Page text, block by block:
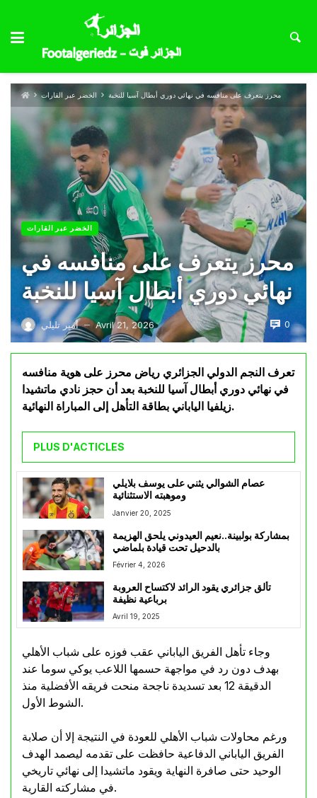
الخضر عبر القارات محرز يتعرف على منافسه في نهائي دوري أبطال آسيا للنخبة
الخضر عبر القارات
محرز يتعرف على منافسه في
نهائي دوري أبطال آسيا للنخبة
أمير تليلي — Avril 21, 2026 0
تعرف النجم الدولي الجزائري رياض محرز على هوية منافسه
في نهائي دوري أبطال آسيا للنخبة بعد أن حجز نادي ماتشيدا
زيلفيا الياباني بطاقة التأهل إلى المباراة النهائية.
PLUS D'ACTICLES
عصام الشوالي يثني على يوسف بلايلي
وموهبته الاستثنائية
Janvier 20, 2025
بمشاركة بولبينة..نعيم العيدوني يلحق الهزيمة
بالدحيل تحت قيادة بلماضي
Février 4, 2026
تألق جزائري يقود الرائد لاكتساح العروبة
برباعية نظيفة
Avril 19, 2025
وجاء تأهل الفريق الياباني عقب فوزه على شباب الأهلي
بهدف دون رد في مواجهة حسمها اللاعب يوكي سوما عند
الدقيقة 12 بعد تسديدة ناجحة منحت فريقه الأفضلية منذ
الشوط الأول.
ورغم محاولات شباب الأهلي للعودة في النتيجة إلا أن صلابة
الفريق الياباني الدفاعية حافظت على تقدمه ليصمد الهدف
الوحيد حتى صافرة النهاية ويقود ماتشيدا إلى نهائي تاريخي
في مشاركته القارية.